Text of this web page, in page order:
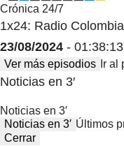
Crónica 24/7
1x24: Radio Colombia
23/08/2024 - 01:38:13
Ver más episodios Ir al
Noticias en 3′
Noticias en 3′
Noticias en 3′ Últimos
Cerrar